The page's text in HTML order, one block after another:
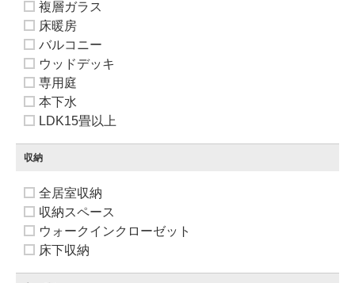
複層ガラス
床暖房
バルコニー
ウッドデッキ
専用庭
本下水
LDK15畳以上
収納
全居室収納
収納スペース
ウォークインクローゼット
床下収納